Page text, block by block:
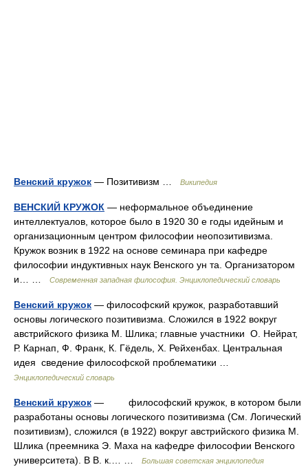
Венский кружок — Позитивизм … Википедия
ВЕНСКИЙ КРУЖОК — неформальное объединение
интеллектуалов, которое было в 1920 30 е годы идейным и
организационным центром философии неопозитивизма.
Кружок возник в 1922 на основе семинара при кафедре
философии индуктивных наук Венского ун та. Организатором
и… …
Современная западная философия. Энциклопедический словарь
Венский кружок — философский кружок, разработавший
основы логического позитивизма. Сложился в 1922 вокруг
австрийского физика М. Шлика; главные участники О. Нейрат,
Р. Карнап, Ф. Франк, К. Гёдель, X. Рейхенбах. Центральная
идея сведение философской проблематики …
Энциклопедический словарь
Венский кружок — философский кружок, в котором были
разработаны основы логического позитивизма (См. Логический
позитивизм), сложился (в 1922) вокруг австрийского физика М.
Шлика (преемника Э. Маха на кафедре философии Венского
университета). В В. к.… …
Большая советская энциклопедия